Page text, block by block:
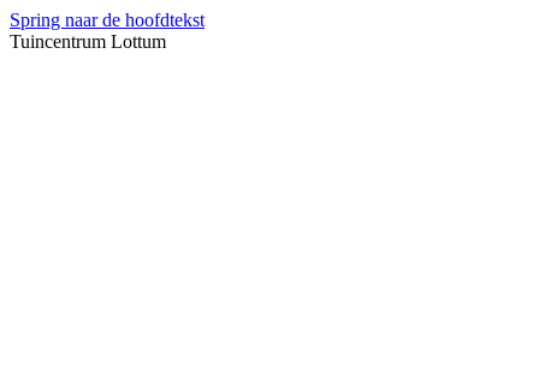
Spring naar de hoofdtekst
Tuincentrum Lottum